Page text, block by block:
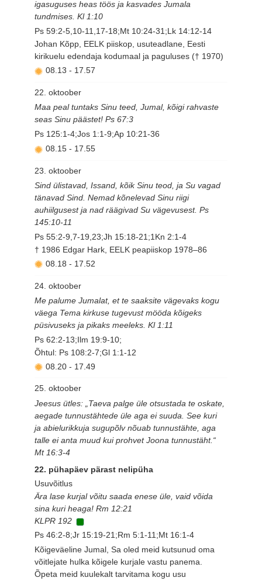
igasuguses heas töös ja kasvades Jumala
tundmises. Kl 1:10
Ps 59:2-5,10-11,17-18;Mt 10:24-31;Lk 14:12-14
Johan Kõpp, EELK piiskop, usuteadlane, Eesti
kirikuelu edendaja kodumaal ja paguluses († 1970)
08.13 - 17.57
22. oktoober
Maa peal tuntaks Sinu teed, Jumal, kõigi rahvaste
seas Sinu päästet! Ps 67:3
Ps 125:1-4;Jos 1:1-9;Ap 10:21-36
08.15 - 17.55
23. oktoober
Sind ülistavad, Issand, kõik Sinu teod, ja Su vagad
tänavad Sind. Nemad kõnelevad Sinu riigi
auhiilgusest ja nad räägivad Su vägevusest. Ps
145:10-11
Ps 55:2-9,7-19,23;Jh 15:18-21;1Kn 2:1-4
† 1986 Edgar Hark, EELK peapiiskop 1978–86
08.18 - 17.52
24. oktoober
Me palume Jumalat, et te saaksite vägevaks kogu
väega Tema kirkuse tugevust mööda kõigeks
püsivuseks ja pikaks meeleks. Kl 1:11
Ps 62:2-13;Ilm 19:9-10;
Õhtul: Ps 108:2-7;Gl 1:1-12
08.20 - 17.49
25. oktoober
Jeesus ütles: „Taeva palge üle otsustada te oskate,
aegade tunnustähtede üle aga ei suuda. See kuri
ja abielurikkuja sugupõlv nõuab tunnustähte, aga
talle ei anta muud kui prohvet Joona tunnustäht.“
Mt 16:3-4
22. pühapäev pärast nelipüha
Usuvõitlus
Ära lase kurjal võitu saada enese üle, vaid võida
sina kuri heaga! Rm 12:21
KLPR 192
Ps 46:2-8;Jr 15:19-21;Rm 5:1-11;Mt 16:1-4
Kõigeväeline Jumal, Sa oled meid kutsunud oma
võitlejate hulka kõigele kurjale vastu panema.
Õpeta meid kuulekalt tarvitama kogu usu